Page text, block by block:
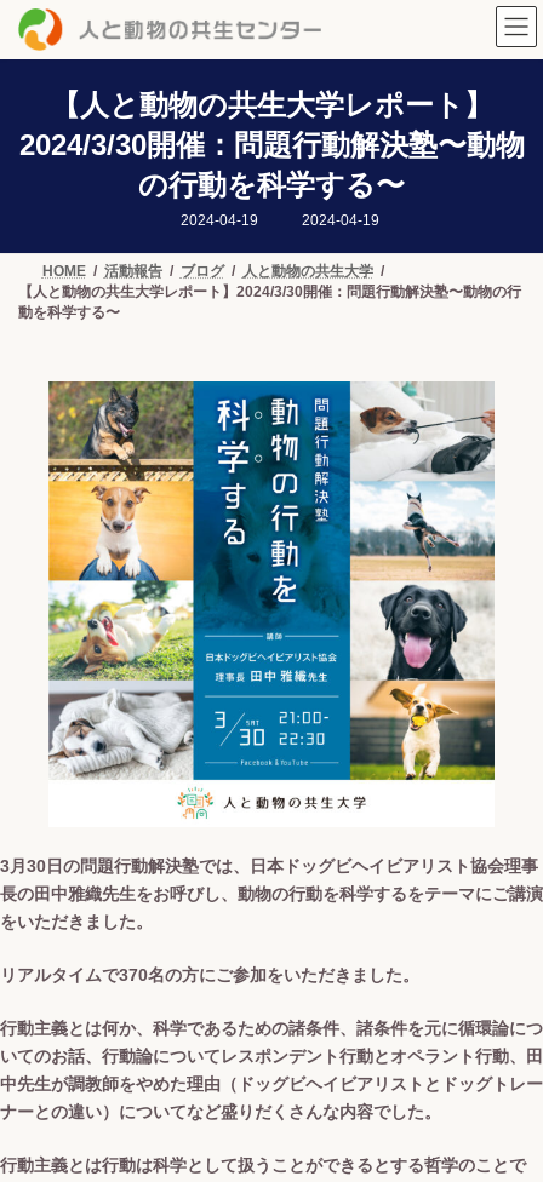
【人と動物の共生大学レポート】
2024/3/30開催：問題行動解決塾〜動物
の行動を科学する〜
2024-04-19
最
新
日
時
2024-04-19
HOME 活動報告 ブログ
人と動物の共生大学
【人と動物の共生大学レポート】2024/3/30開催：問題行動解決塾〜動物の行
動を科学する〜
3月30日の問題行動解決塾では、日本ドッグビヘイビアリスト協会理事
長の田中雅織先生をお呼びし、動物の行動を科学するをテーマにご講演
をいただきました。
リアルタイムで370名の方にご参加をいただきました。
行動主義とは何か、科学であるための諸条件、諸条件を元に循環論につ
いてのお話、行動論についてレスポンデント行動とオペラント行動、田
中先生が調教師をやめた理由（ドッグビヘイビアリストとドッグトレー
ナーとの違い）についてなど盛りだくさんな内容でした。
行動主義とは行動は科学として扱うことができるとする哲学のことで